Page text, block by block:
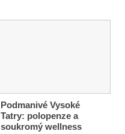
Podmanivé Vysoké
Tatry: polopenze a
soukromý wellness